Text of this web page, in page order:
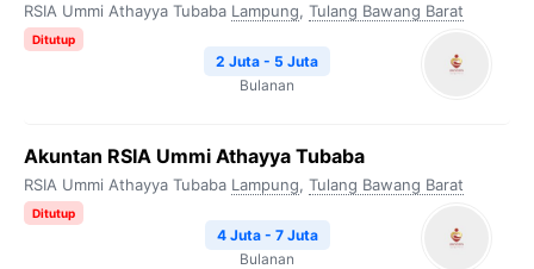
RSIA Ummi Athayya Tubaba Lampung, Tulang Bawang Barat
Ditutup
2 Juta - 5 Juta
Bulanan
Akuntan RSIA Ummi Athayya Tubaba
RSIA Ummi Athayya Tubaba Lampung, Tulang Bawang Barat
Ditutup
4 Juta - 7 Juta
Bulanan